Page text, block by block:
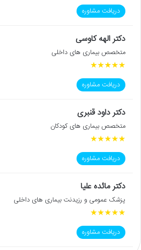
دریافت مشاوره
دکتر الهه کاوسی
متخصص بیماری های داخلی
★
★
★
★
★
دریافت مشاوره
دکتر داود قنبری
متخصص بیماری های کودکان
★
★
★
★
★
دریافت مشاوره
دکتر مائده علیا
پزشک عمومی و رزیدنت بیماری های داخلی
★
★
★
★
★
دریافت مشاوره